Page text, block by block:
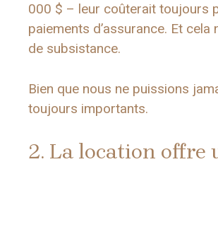
000 $ – leur coûterait toujours
paiements d’assurance. Et
de subsistance.
Bien que nous ne puissions
toujours importants.
2. La location